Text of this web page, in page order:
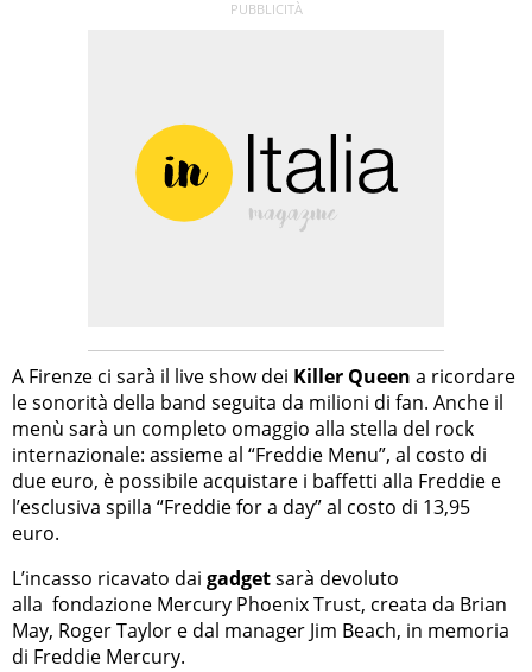
A Firenze ci sarà il live show dei Killer Queen a ricordare
le sonorità della band seguita da milioni di fan. Anche il
menù sarà un completo omaggio alla stella del rock
internazionale: assieme al “Freddie Menu”, al costo di
due euro, è possibile acquistare i baffetti alla Freddie e
l’esclusiva spilla “Freddie for a day” al costo di 13,95
euro.
L’incasso ricavato dai gadgetsarà devoluto
alla fondazione Mercury Phoenix Trust, creata da Brian
May, Roger Taylor e dal manager Jim Beach, in memoria
di Freddie Mercury.